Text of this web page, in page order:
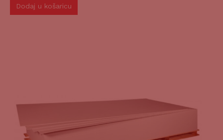
Dodaj u košaricu